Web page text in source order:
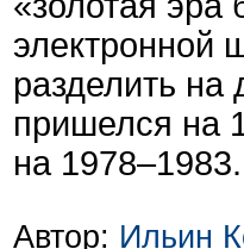
электронной
разделить на
пришелся на
на 1978–1983.
Автор: Ильин